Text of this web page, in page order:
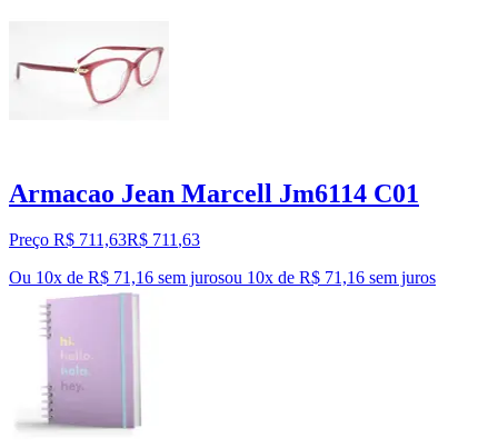
Armacao Jean Marcell Jm6114 C01
Preço R$ 711,63R$ 711,63
Ou 10x de R$ 71,16 sem jurosou 10x de R$ 71,16 sem juros